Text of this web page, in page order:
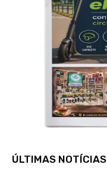
ÚLTIMAS NOTÍCIAS